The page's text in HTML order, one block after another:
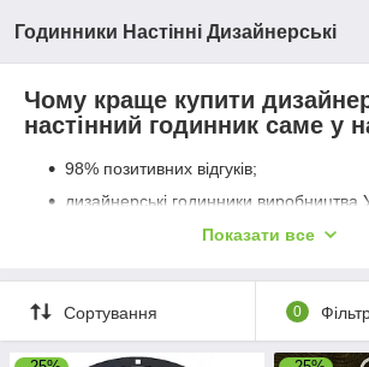
Годинники Настінні Дизайнерські
Чому краще купити
настінний годинник саме у
98% позитивних відгуків;
дизайнерські годинники виробництва
відправляємо наложеним платежем
"Укрпоштою" з власного складу в
гарантія 12 місяців;
Показати все
Сортування 0